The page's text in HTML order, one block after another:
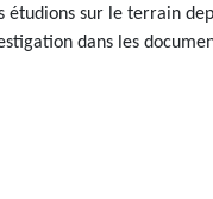
sur le terrain
dans les